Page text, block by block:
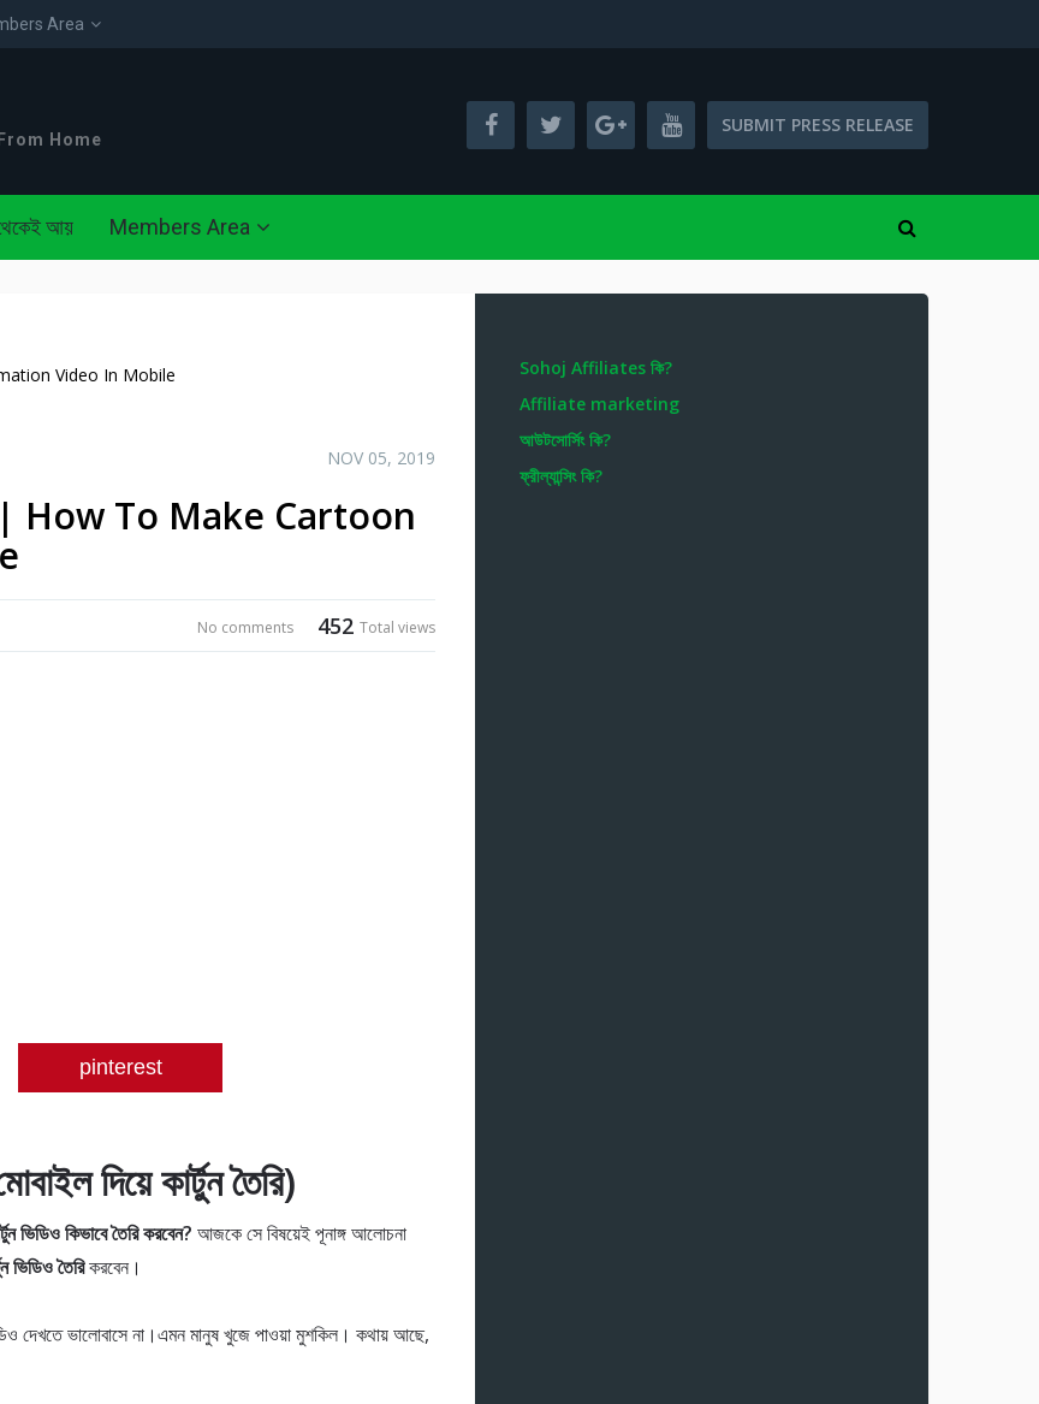
Area
Home
SUBMIT PRESS RELEASE
আয় Members Area
Video In Mobile
NOV 05, 2019
| How To Make Cartoon
452 Total views
No comments
pinterest
দিয়ে কার্টুন তৈরি)
ভিডিও কিভাবে তৈরি করবেন? আজকে সে বিষয়েই পূনাঙ্গ আলোচনা
ভিডিও তৈরিকরবেন।
দেখতে ভালোবাসে না।এমন মানুষ খুজে পাওয়া মুশকিল। কথায় আছে,
Sohoj Affiliates কি?
Affiliate marketing
আউটসোর্সিং কি?
ফ্রীল্যান্সিং কি?